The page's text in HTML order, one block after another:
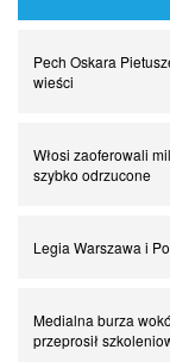
Piłkarz z numerem
Spadkowicze z
Pech Oskara
wieści
Włosi zaoferowali
szybko odrzucone
Legia Warszawa i
Medialna burza
przeprosił